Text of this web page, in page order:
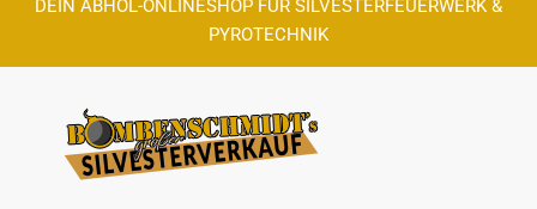
DEIN ABHOL-ONLINESHOP FÜR SILVESTERFEUERWERK &
PYROTECHNIK